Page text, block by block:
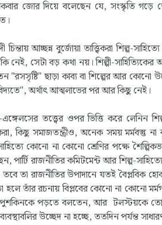
জোর দিয়ে বলেছেন যে, সংস্কৃতি গড়ে
চিন্তায় আচ্ছন্ন বুর্জোয়া তাত্ত্বিকরা শিল্প-
নেই, সেটা বড় কথা নয়। শিল্পী-
"রসসৃষ্টি" ছাড়া কাব্য বা শিল্পের আর
অর্থাৎ আত্মলাভের পর আর কিছু নেই।
এঙ্গেলসের তত্ত্বের ওপর ভিত্তি করে লেনিন
কিছু সমাজতন্ত্রীও, অনেক সময় মর্মবস্তু
কোনো না কোনো শ্রেণির পক্ষে
পার্টি রাজনীতির কমিটমেন্ট আর শিল্প-
তবে তা রাজনীতির উপাদানে যতই বৈপ্লবিক
হলে তাঁর রচনায় বিপ্লবের কোনো না কোনো
পড়তে বলতেন, আর টলস্টয়কে তো
উচ্ছেদ না হচ্ছে, ততদিন পর্যন্ত